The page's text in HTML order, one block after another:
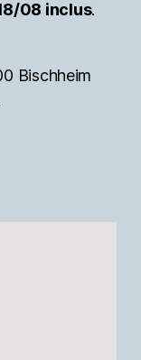
08 inclus.
Bischheim